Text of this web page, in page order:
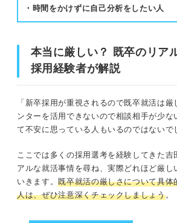
・時間をかけずに自己分析をしたい人
本当に厳しい？ 既卒のリア
採用経験者が解説
「新卒採用が重視されるので既卒就活は
ンターを活用できないので相談相手が少な
て不安に思っている人もいるのではないで
ここでは多くの採用選考を経験してきた吉
アルな就活事情を尋ね、実際どれほど厳し
いきます。既卒就活の厳しさについて具体
人は、ぜひ注意深くチェックしましょう。